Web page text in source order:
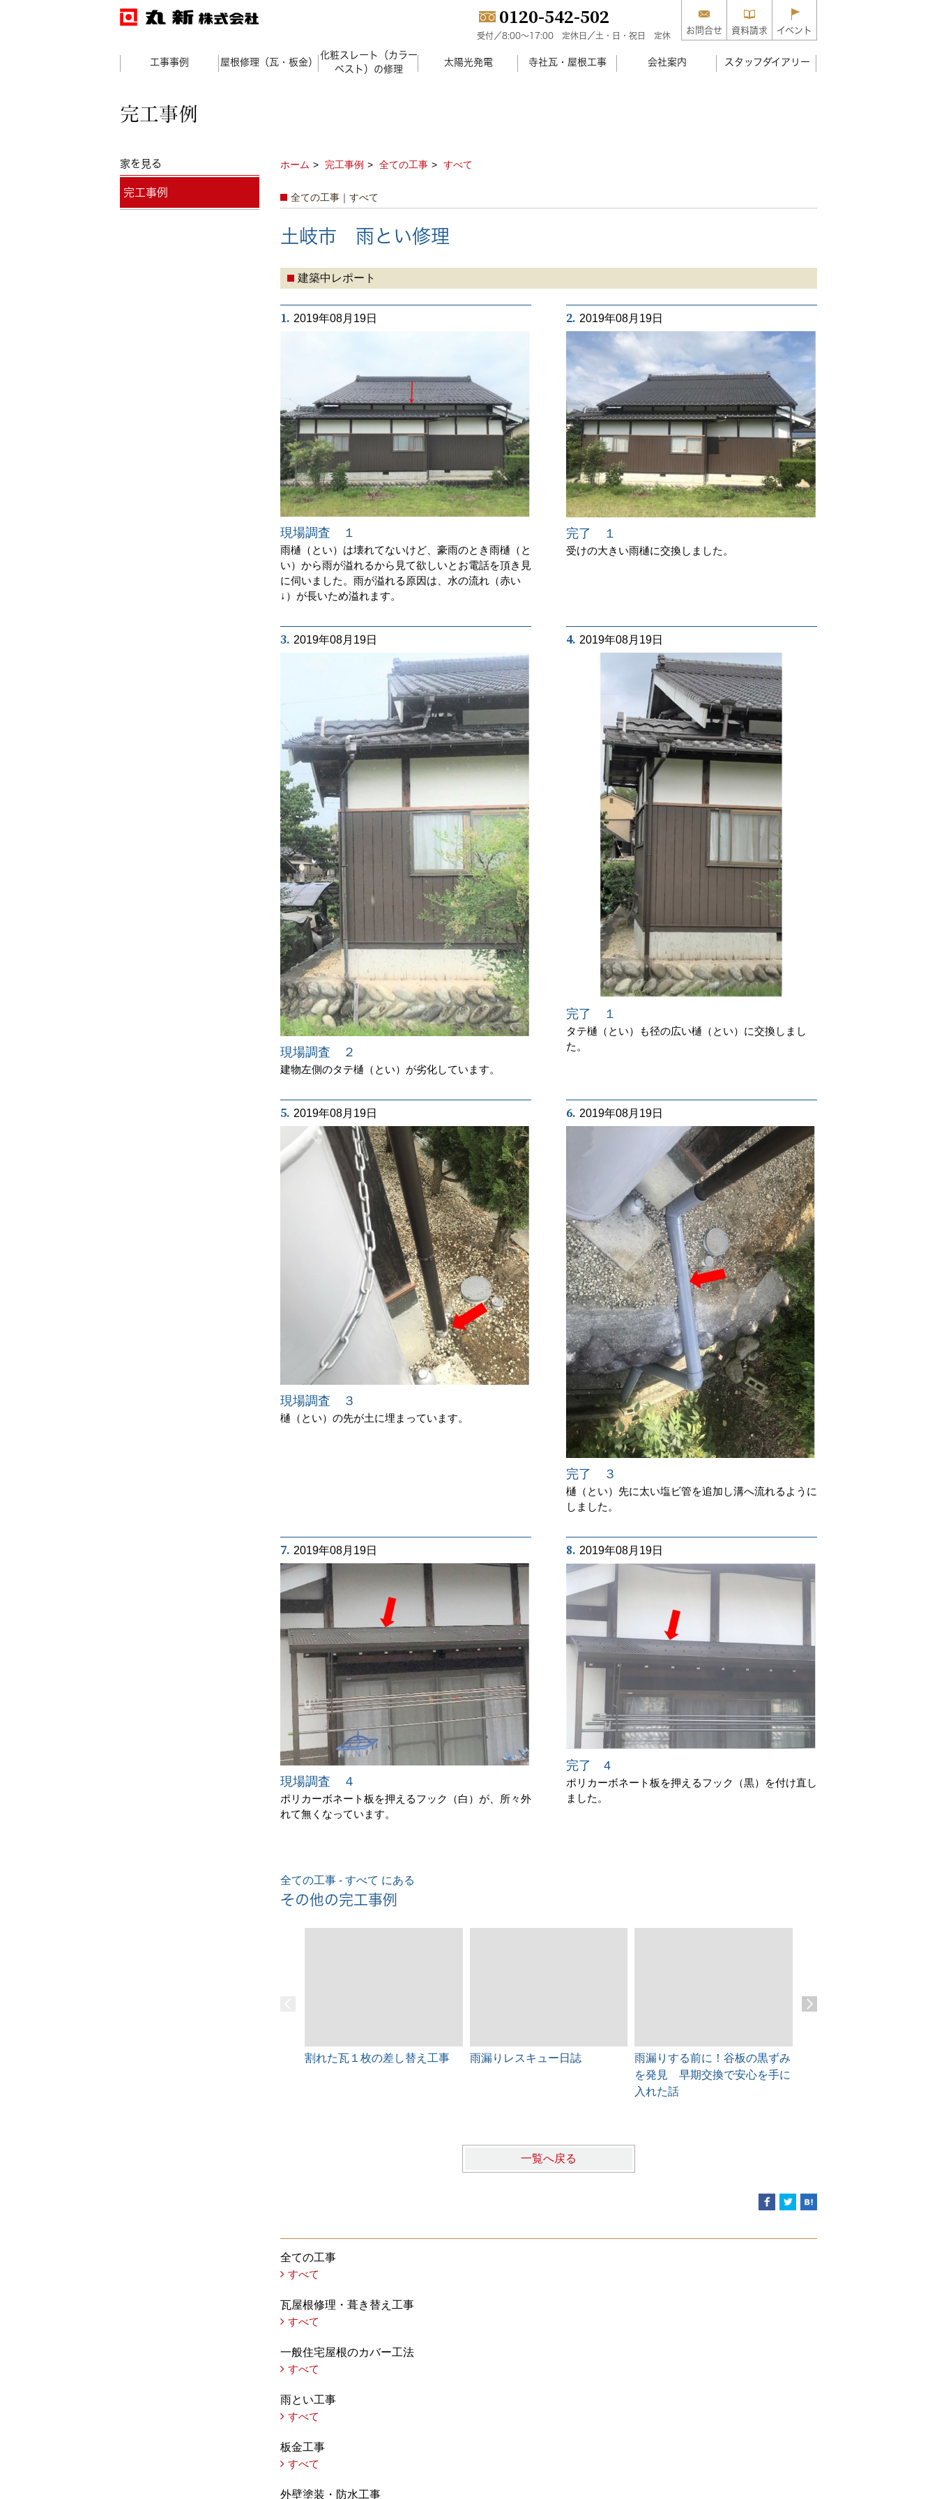
0120-542-502
受付／8:00～17:00 定休日／土・日・祝日 定休
お問合せ 資料請求 イベント
工事事例 屋根修理（瓦・板金）
化粧スレート（カラー
ベスト）の修理
太陽光発電 寺社瓦・屋根工事 会社案内 スタッフダイアリー
完工事例
ホーム 完工事例 全ての工事 すべて
全ての工事｜すべて
土岐市 雨とい修理
建築中レポート
1. 2019年08月19日
現場調査 １
雨樋（とい）は壊れてないけど、豪雨のとき雨樋（と
い）から雨が溢れるから見て欲しいとお電話を頂き見
に伺いました。雨が溢れる原因は、水の流れ（赤い
↓）が長いため溢れます。
2. 2019年08月19日
完了 １
受けの大きい雨樋に交換しました。
3. 2019年08月19日
現場調査 ２
建物左側のタテ樋（とい）が劣化しています。
4. 2019年08月19日
完了 １
タテ樋（とい）も径の広い樋（とい）に交換しまし
た。
5. 2019年08月19日
現場調査 ３
樋（とい）の先が土に埋まっています。
6. 2019年08月19日
完了 ３
樋（とい）先に太い塩ビ管を追加し溝へ流れるように
しました。
7. 2019年08月19日
現場調査 ４
ポリカーボネート板を押えるフック（白）が、所々外
れて無くなっています。
8. 2019年08月19日
完了 4
ポリカーボネート板を押えるフック（黒）を付け直し
ました。
全ての工事 - すべて にある
その他の完工事例
割れた瓦１枚の差し替え工事 雨漏りレスキュー日誌
雨漏りする前に！谷板の黒ずみ
を発見 早期交換で安心を手に
入れた話
一覧へ戻る
全ての工事
すべて
瓦屋根修理・葺き替え工事
すべて
一般住宅屋根のカバー工法
すべて
雨とい工事
すべて
板金工事
すべて
外壁塗装・防水工事
家を見る
完工事例